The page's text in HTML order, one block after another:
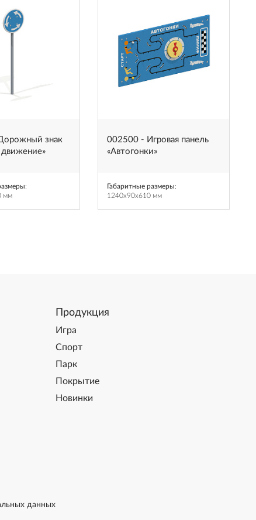
знак
движение»
:
мм
002500 - Игровая панель
«Автогонки»
Габаритные размеры:
1240x90x610 мм
Продукция
Игра
Спорт
Парк
Покрытие
Новинки
данных